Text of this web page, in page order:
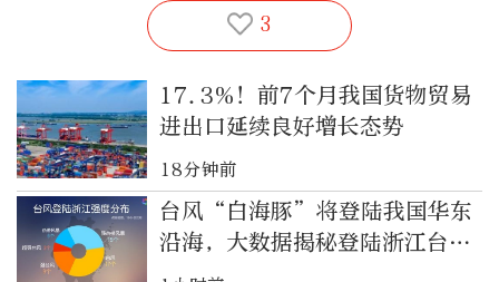
3
17.3%！前7个月我国货物贸易
进出口延续良好增长态势
18分钟前
台风“白海豚”将登陆我国华东
沿海，大数据揭秘登陆浙江台风
之最